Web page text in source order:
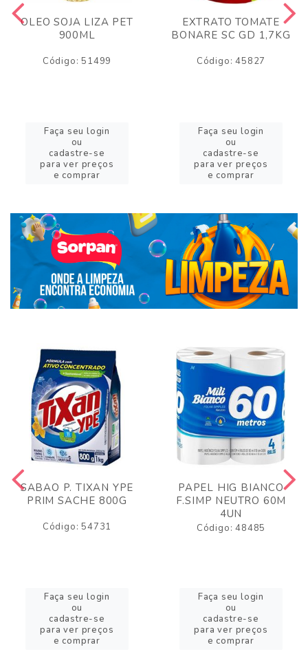
OLEO SOJA LIZA PET
900ML
Código: 51499
Faça seu login
ou
cadastre-se
para ver preços
e comprar
EXTRATO TOMATE
BONARE SC GD 1,7KG
Código: 45827
Faça seu login
ou
cadastre-se
para ver preços
e comprar
SABAO P. TIXAN YPE
PRIM SACHE 800G
Código: 54731
Faça seu login
ou
cadastre-se
para ver preços
e comprar
PAPEL HIG BIANCO
F.SIMP NEUTRO 60M
4UN
Código: 48485
Faça seu login
ou
cadastre-se
para ver preços
e comprar